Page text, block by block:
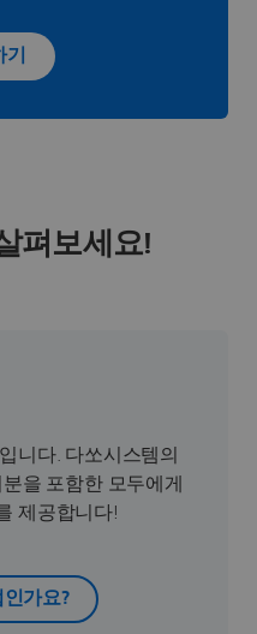
펴보세요!
니다. 다쏘시스템의
을 포함한 모두에게
제공합니다!
가요?